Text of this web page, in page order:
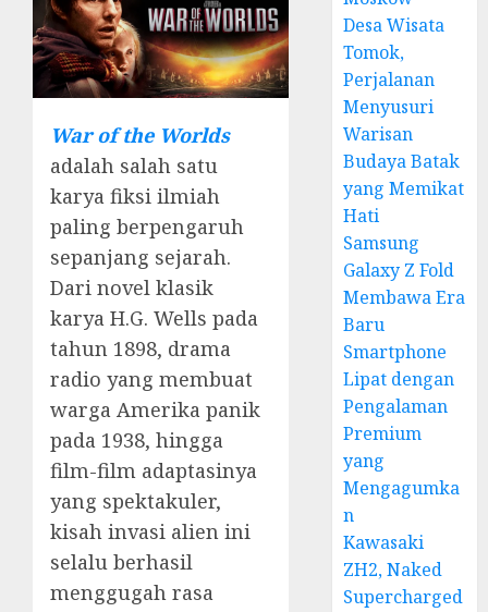
War of the Worlds
adalah salah satu
karya fiksi ilmiah
paling berpengaruh
sepanjang sejarah.
Dari novel klasik
karya H.G. Wells pada
tahun 1898, drama
radio yang membuat
warga Amerika panik
pada 1938, hingga
film-film adaptasinya
yang spektakuler,
kisah invasi alien ini
selalu berhasil
menggugah rasa
Desa Wisata
Tomok,
Perjalanan
Menyusuri
Warisan
Budaya Batak
yang Memikat
Hati
Samsung
Galaxy Z Fold
Membawa Era
Baru
Smartphone
Lipat dengan
Pengalaman
Premium
yang
Mengagumka
n
Kawasaki
ZH2, Naked
Supercharged